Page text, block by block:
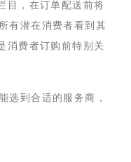
目，在订单配送前将
有潜在消费者看到其
消费者订购前特别关
选到合适的服务商，